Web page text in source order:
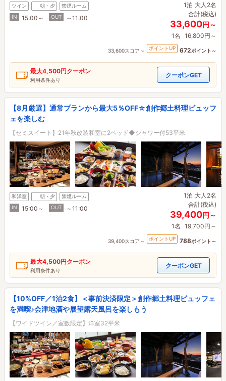
ツイン 朝・夕
禁煙ルーム
IN
15:00～ OUT ～11:00
1泊 大人2名
合計(税込)
33,600円～
1名 16,800円～
33,600スコア～ ポイントUP 672ポイント～
最大4,500円クーポン
利用条件あり
クーポンGET
【8月厳選】通常プランから最大5％OFF☆創作郷土料理ビュッフ
ェを楽しむ
【セミスイート】21年秋改装和室に2ベッド◆シャワー付53平米
和洋室 朝・夕
禁煙ルーム
IN
15:00～ OUT ～11:00
1泊 大人2名
合計(税込)
39,400円～
1名 19,700円～
39,400スコア～ ポイントUP 788ポイント～
最大4,500円クーポン
利用条件あり
クーポンGET
【10%OFF／1泊2食】＜事前決済限定＞創作郷土料理ビュッフェ
を満喫♪会津地酒や展望露天風呂を楽しもう
【ワイドツイン／室数限定】洋室32平米